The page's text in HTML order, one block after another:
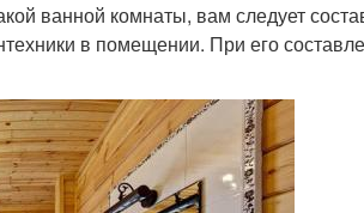
ванной комнаты, вам следует
в помещении. При его